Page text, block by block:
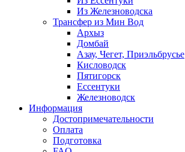
Из Железноводска
Трансфер из Мин Вод
Архыз
Домбай
Азау, Чегет, Приэльбрусье
Кисловодск
Пятигорск
Ессентуки
Железноводск
Информация
Достопримечательности
Оплата
Подготовка